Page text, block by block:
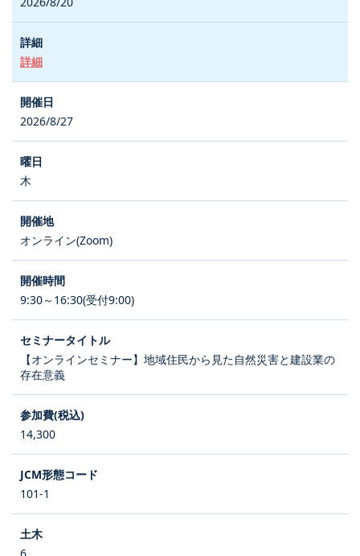
詳細
2026/8/27
木
オンライン(Zoom)
9:30～16:30(受付9:00)
【オンラインセミナー】地域住民から見た自然災害と建設業の
存在意義
14,300
101-1